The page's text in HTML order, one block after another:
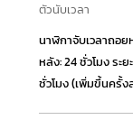
ตัวนับเวลา
นาฬิกาจับเวลาถอย
หลัง: 24 ชั่วโมง ระ
ชั่วโมง (เพิ่มขึ้นครั้ง